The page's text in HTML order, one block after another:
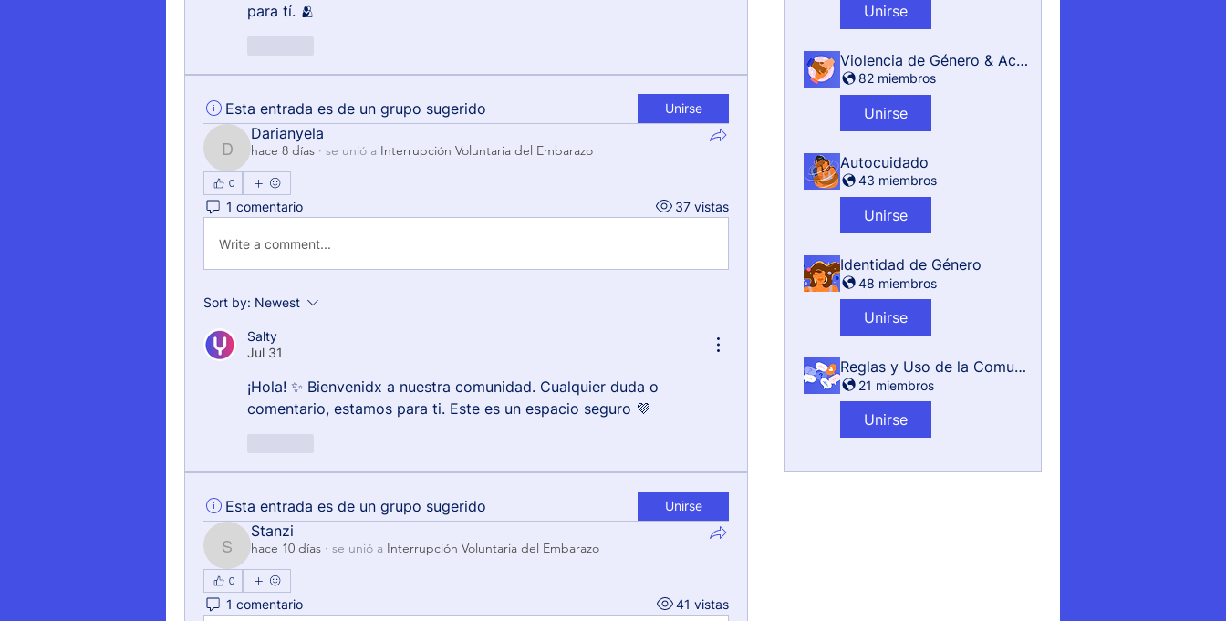
Unirse
Violencia de Género & Acoso
82 miembros
Unirse
Autocuidado
43 miembros
Unirse
Identidad de Género
48 miembros
Unirse
Reglas y Uso de la Comunidad
21 miembros
Unirse
para tí. 🫂
Esta entrada es de un grupo sugerido Unirse
Darianyela
Darianyela
hace 8 días · se unió a Interrupción Voluntaria del Embarazo
0
1 comentario 37 vistas
Write a comment...
Sort by: Newest
Salty
Jul 31
¡Hola! ✨ Bienvenidx a nuestra comunidad. Cualquier duda o
comentario, estamos para ti. Este es un espacio seguro 💜
Esta entrada es de un grupo sugerido Unirse
Stanzi
Stanzi
hace 10 días · se unió a Interrupción Voluntaria del Embarazo
0
1 comentario 41 vistas